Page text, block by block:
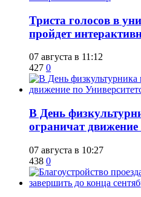
​Триста голосов в
пройдет
07 августа в 11:12
427 0
​В День
ограничат движение
07 августа в 10:27
438 0